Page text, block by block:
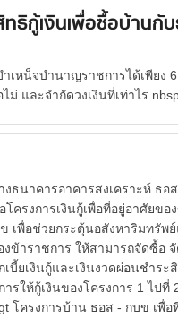
ธิกู้เงินเพื่อซื้อบ้านกั
เหน็จบำนาญราชการได้เพียง
และจำกัดวงเงินที่เท่าไร
ารอาคารสงเคราะห์ ธอส
รงการเงินกู้เพื่อที่อยู่อาศัยขอ
เพื่อช่วยกระตุ้นอสังหาริมทรัพย์
ข้าราชการ ให้สามารถจัดซื้อ
บี้ยเงินกู้และเงินงวดผ่อนชำระ
ให้กู้เงินของโครงการ 1 ไปที่
โครงการบ้าน ธอส - กบข เพื่